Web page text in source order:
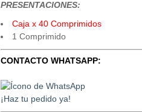
PRESENTACIONES:
Caja x 40 Comprimidos
1 Comprimido
CONTACTO WHATSAPP:
¡Haz tu pedido ya!